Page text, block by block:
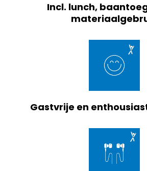
Incl. lunch,
Gastvrije en